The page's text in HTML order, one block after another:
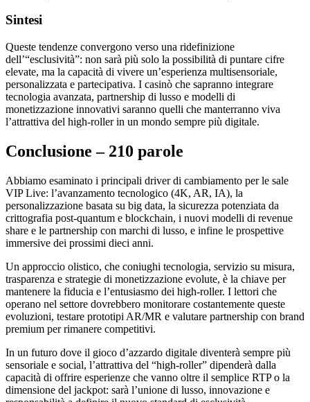
Sintesi
Queste tendenze convergono verso una ridefinizione
dell’“esclusività”: non sarà più solo la possibilità di puntare cifre
elevate, ma la capacità di vivere un’esperienza multisensoriale,
personalizzata e partecipativa. I casinò che sapranno integrare
tecnologia avanzata, partnership di lusso e modelli di
monetizzazione innovativi saranno quelli che manterranno viva
l’attrattiva del high‑roller in un mondo sempre più digitale.
Conclusione – 210 parole
Abbiamo esaminato i principali driver di cambiamento per le sale
VIP Live: l’avanzamento tecnologico (4K, AR, IA), la
personalizzazione basata su big data, la sicurezza potenziata da
crittografia post‑quantum e blockchain, i nuovi modelli di revenue
share e le partnership con marchi di lusso, e infine le prospettive
immersive dei prossimi dieci anni.
Un approccio olistico, che coniughi tecnologia, servizio su misura,
trasparenza e strategie di monetizzazione evolute, è la chiave per
mantenere la fiducia e l’entusiasmo dei high‑roller. I lettori che
operano nel settore dovrebbero monitorare costantemente queste
evoluzioni, testare prototipi AR/MR e valutare partnership con brand
premium per rimanere competitivi.
In un futuro dove il gioco d’azzardo digitale diventerà sempre più
sensoriale e social, l’attrattiva del “high‑roller” dipenderà dalla
capacità di offrire esperienze che vanno oltre il semplice RTP o la
dimensione del jackpot: sarà l’unione di lusso, innovazione e